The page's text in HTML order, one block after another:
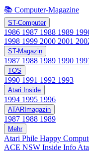
📚 Computer-Magazine
ST-Computer
1986 1987 1988 1989
1998 1999 2000 2001
ST-Magazin
1987 1988 1989 1990
TOS
1990 1991 1992 1993
Atari Inside
1994 1995 1996
ATARImagazin
1987 1988 1989
Mehr
Atari Phile Happy
ACE NSW Inside Info